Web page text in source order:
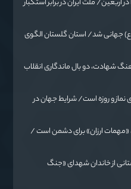
ملت ایران در برابر استکبار
جهانی شد/ استان گلستان الگوی
شهادت، دو بال ماندگاری انقلاب
و روزه است/ شرایط جهان در
«مهمات ارزان» برای دشمن است /
نمایندگان حضرت آیت‌الله العظمی سیستانی از خاندان شهدای «جنگ